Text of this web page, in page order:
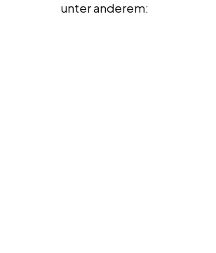
unter anderem: